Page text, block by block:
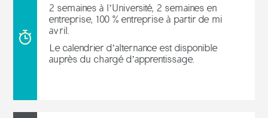
2 semaines à l’Université, 2 semaines en
entreprise, 100 % entreprise à partir de mi
avril.
Le calendrier d’alternance est disponible
auprès du chargé d’apprentissage.